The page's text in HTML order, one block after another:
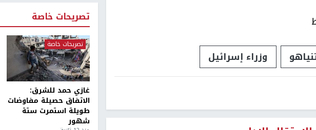
وزراء إسرائيل
تصريحات خاصة
تصريحات خاصة
غازي حمد للشرق:
الاتفاق حصيلة مفاوضات
طويلة استمرت ستة
شهور